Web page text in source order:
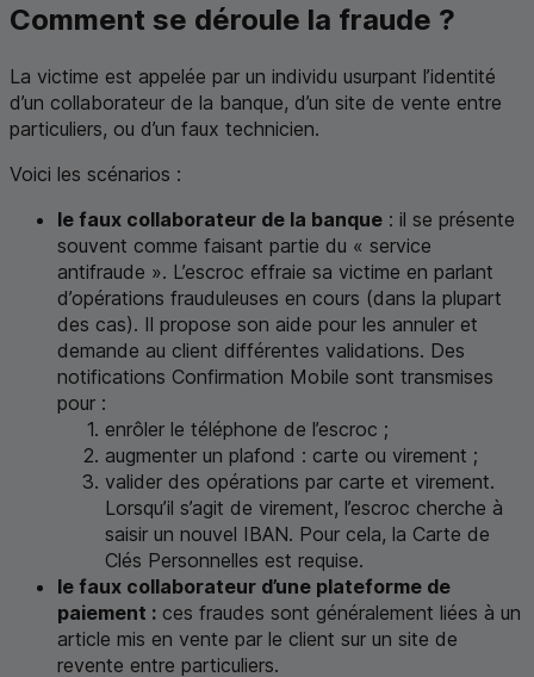
Comment se déroule la fraude ?
La victime est appelée par un individu usurpant l’identité
d’un collaborateur de la banque, d’un site de vente entre
particuliers, ou d’un faux technicien.
Voici les scénarios :
le faux collaborateur de la banque : il se présente
souvent comme faisant partie du « service
antifraude ». L’escroc effraie sa victime en parlant
d’opérations frauduleuses en cours (dans la plupart
des cas). Il propose son aide pour les annuler et
demande au client différentes validations. Des
notifications Confirmation Mobile sont transmises
pour :
enrôler le téléphone de l’escroc ;
augmenter un plafond : carte ou virement ;
valider des opérations par carte et virement.
Lorsqu’il s’agit de virement, l’escroc cherche à
saisir un nouvel IBAN. Pour cela, la Carte de
Clés Personnelles est requise.
le faux collaborateur d’une plateforme de
paiement : ces fraudes sont généralement liées à un
article mis en vente par le client sur un site de
revente entre particuliers.